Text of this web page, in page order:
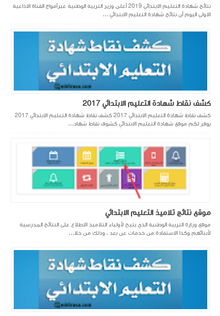
نتائج شهادة التعليم الابتدائي 2019 أعلن وزير التربية الوطنية عبرأمواج القناة الاذاعية
الاولى اليوم أن نتائج شهادة التعليم الابتدائي ...
كشف نقاط شهادة التعليم الابتدائي 2017
كشف نقاط شهادة التعليم الابتدائي 2017 كشف نقاط شهادة التعليم الابتدائي 2017
يوفر لكم موقع شهادة التعليم الابتدائي كشوف نقاط شهاد...
موقع نتائج تلاميذ التعليم الابتدائي
موقع وزارة التربية الوطنية الذي يتيح لأولياء التلاميذ الاطلاع على النتائج المدرسية
لأبنائهم وكذا الاستفادة من خدمات عن بعد ، وذلك من خلا...